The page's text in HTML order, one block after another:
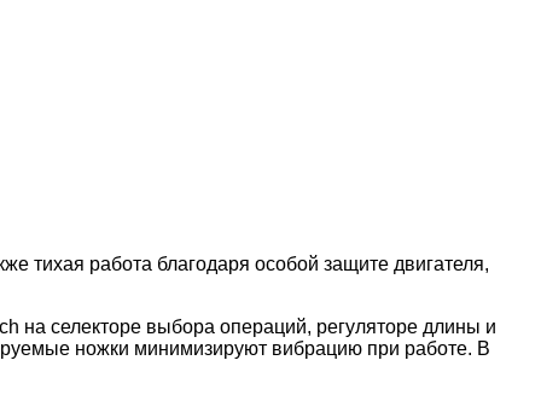
тихая работа благодаря особой защите двигателя,
на селекторе выбора операций, регуляторе длины и
ножки минимизируют вибрацию при работе. В